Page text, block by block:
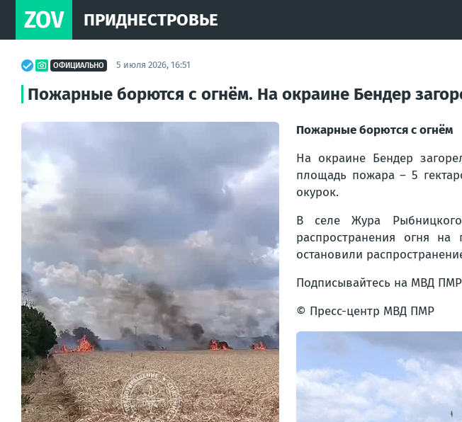
ZOV ПРИДНЕСТРОВЬЕ
ОФИЦИАЛЬНО 5 июля 2026, 16:51
Пожарные борются с огнём. На окраине Бендер
Пожарные борются с огнём
На окраине Бендер
площадь пожара – 5
окурок.
В селе Жура
распространения огня
остановили
Подписывайтесь на МВД ПМР
© Пресс-центр МВД ПМР